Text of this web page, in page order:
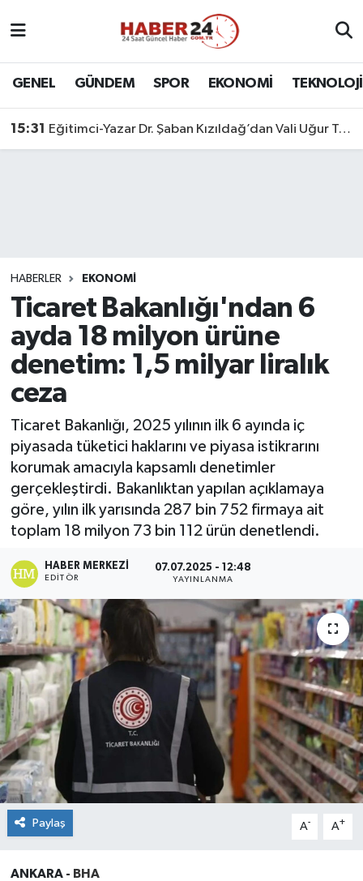
GENEL GÜNDEM SPOR EKONOMİ TEKNOLOJİ
15:31 Eğitimci-Yazar Dr. Şaban Kızıldağ’dan Vali Uğur Turan’a Ziyaret
HABERLER EKONOMİ
Ticaret Bakanlığı'ndan 6
ayda 18 milyon ürüne
denetim: 1,5 milyar liralık
ceza
Ticaret Bakanlığı, 2025 yılının ilk 6 ayında iç
piyasada tüketici haklarını ve piyasa istikrarını
korumak amacıyla kapsamlı denetimler
gerçekleştirdi. Bakanlıktan yapılan açıklamaya
göre, yılın ilk yarısında 287 bin 752 firmaya ait
toplam 18 milyon 73 bin 112 ürün denetlendi.
HABER MERKEZI
EDITÖR
07.07.2025 - 12:48
YAYINLANMA
Paylaş A- A+
ANKARA - BHA
Nöbetçi Eczaneler
Son Dakika Haberleri
Haber Arşivi